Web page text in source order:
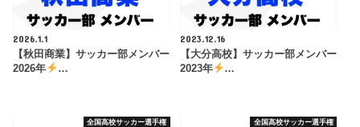
2026.1.1
【秋田商業】サッカー部メンバー
2026年
…
2023.12.16
【大分高校】サッカー部メンバー
2023年
…
全国高校サッカー選手権 全国高校サッカー選手権